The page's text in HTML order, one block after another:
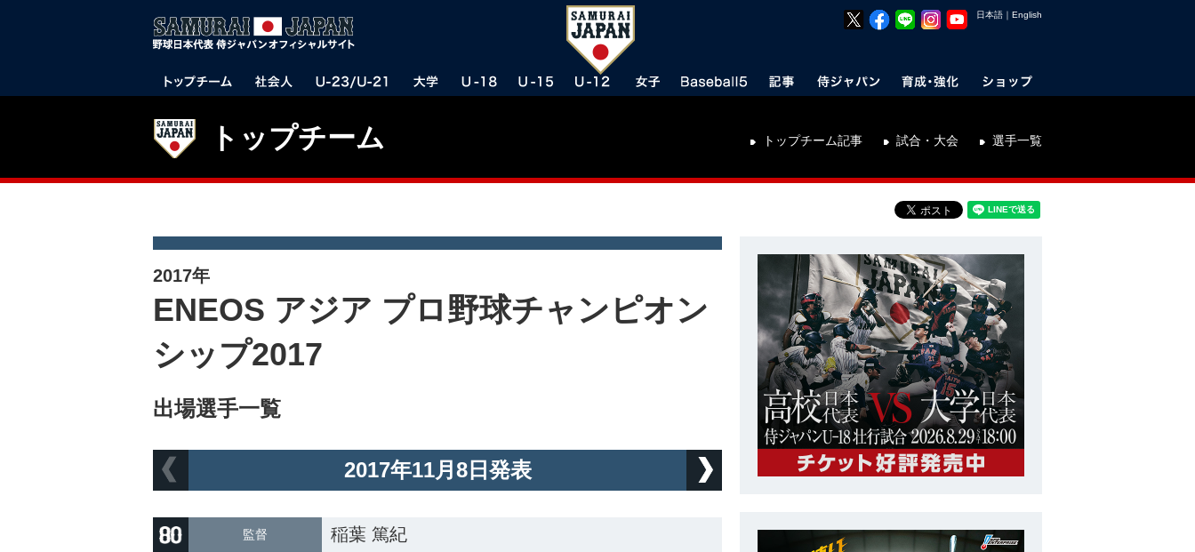
日本語 ｜ English
トップチーム トップチーム記事 試合・大会 選手一覧
2017年
ENEOS アジア プロ野球チャンピオン
シップ2017
出場選手一覧
2017年11月8日発表
監督 稲葉 篤紀 監督 稲葉 篤紀